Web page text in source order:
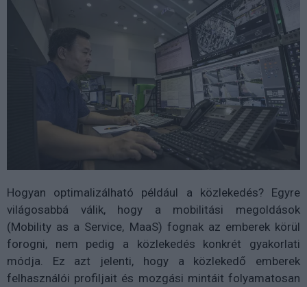
Hogyan optimalizálható például a közlekedés? Egyre
világosabbá válik, hogy a mobilitási megoldások
(Mobility as a Service, MaaS) fognak az emberek körül
forogni, nem pedig a közlekedés konkrét gyakorlati
módja. Ez azt jelenti, hogy a közlekedő emberek
felhasználói profiljait és mozgási mintáit folyamatosan